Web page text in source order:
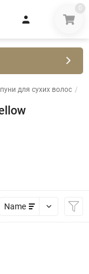
0
для сухих волос /
Name